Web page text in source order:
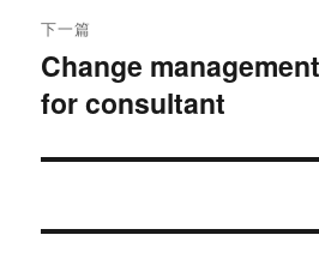
下一篇
下
篇
章：
Change
for consultant